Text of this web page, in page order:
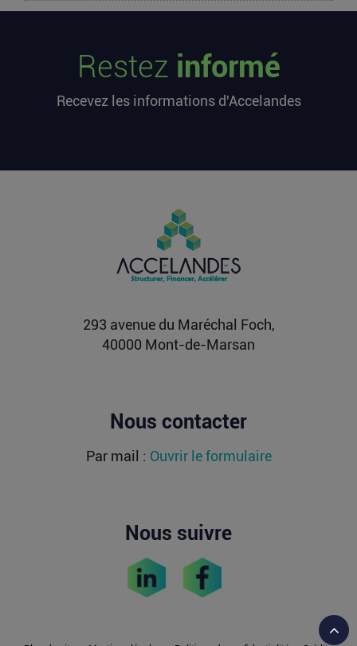
millions d’euros cette semaine
L’article Les startups françaises ont levé 113
premier sur...
chez OpenAI pour se soigner
L’article Après une pause de 3 mois, la Française
Fidji Simo quitte son poste chez OpenAI pour se
Restez informé
Recevez les informations d'Accelandes
293 avenue du Maréchal Foch,
40000 Mont-de-Marsan
Nous contacter
Par mail : Ouvrir le formulaire
Nous suivre